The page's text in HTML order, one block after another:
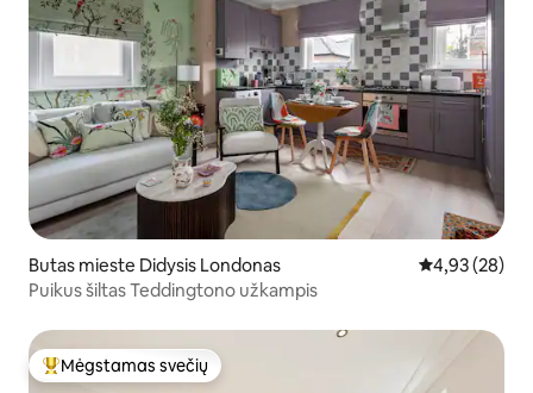
Butas mieste Didysis Londonas Vidutinis
4,93 (28)
Puikus šiltas Teddingtono užkampis
Svečių mėgstamiausias
Mėgstamas svečių